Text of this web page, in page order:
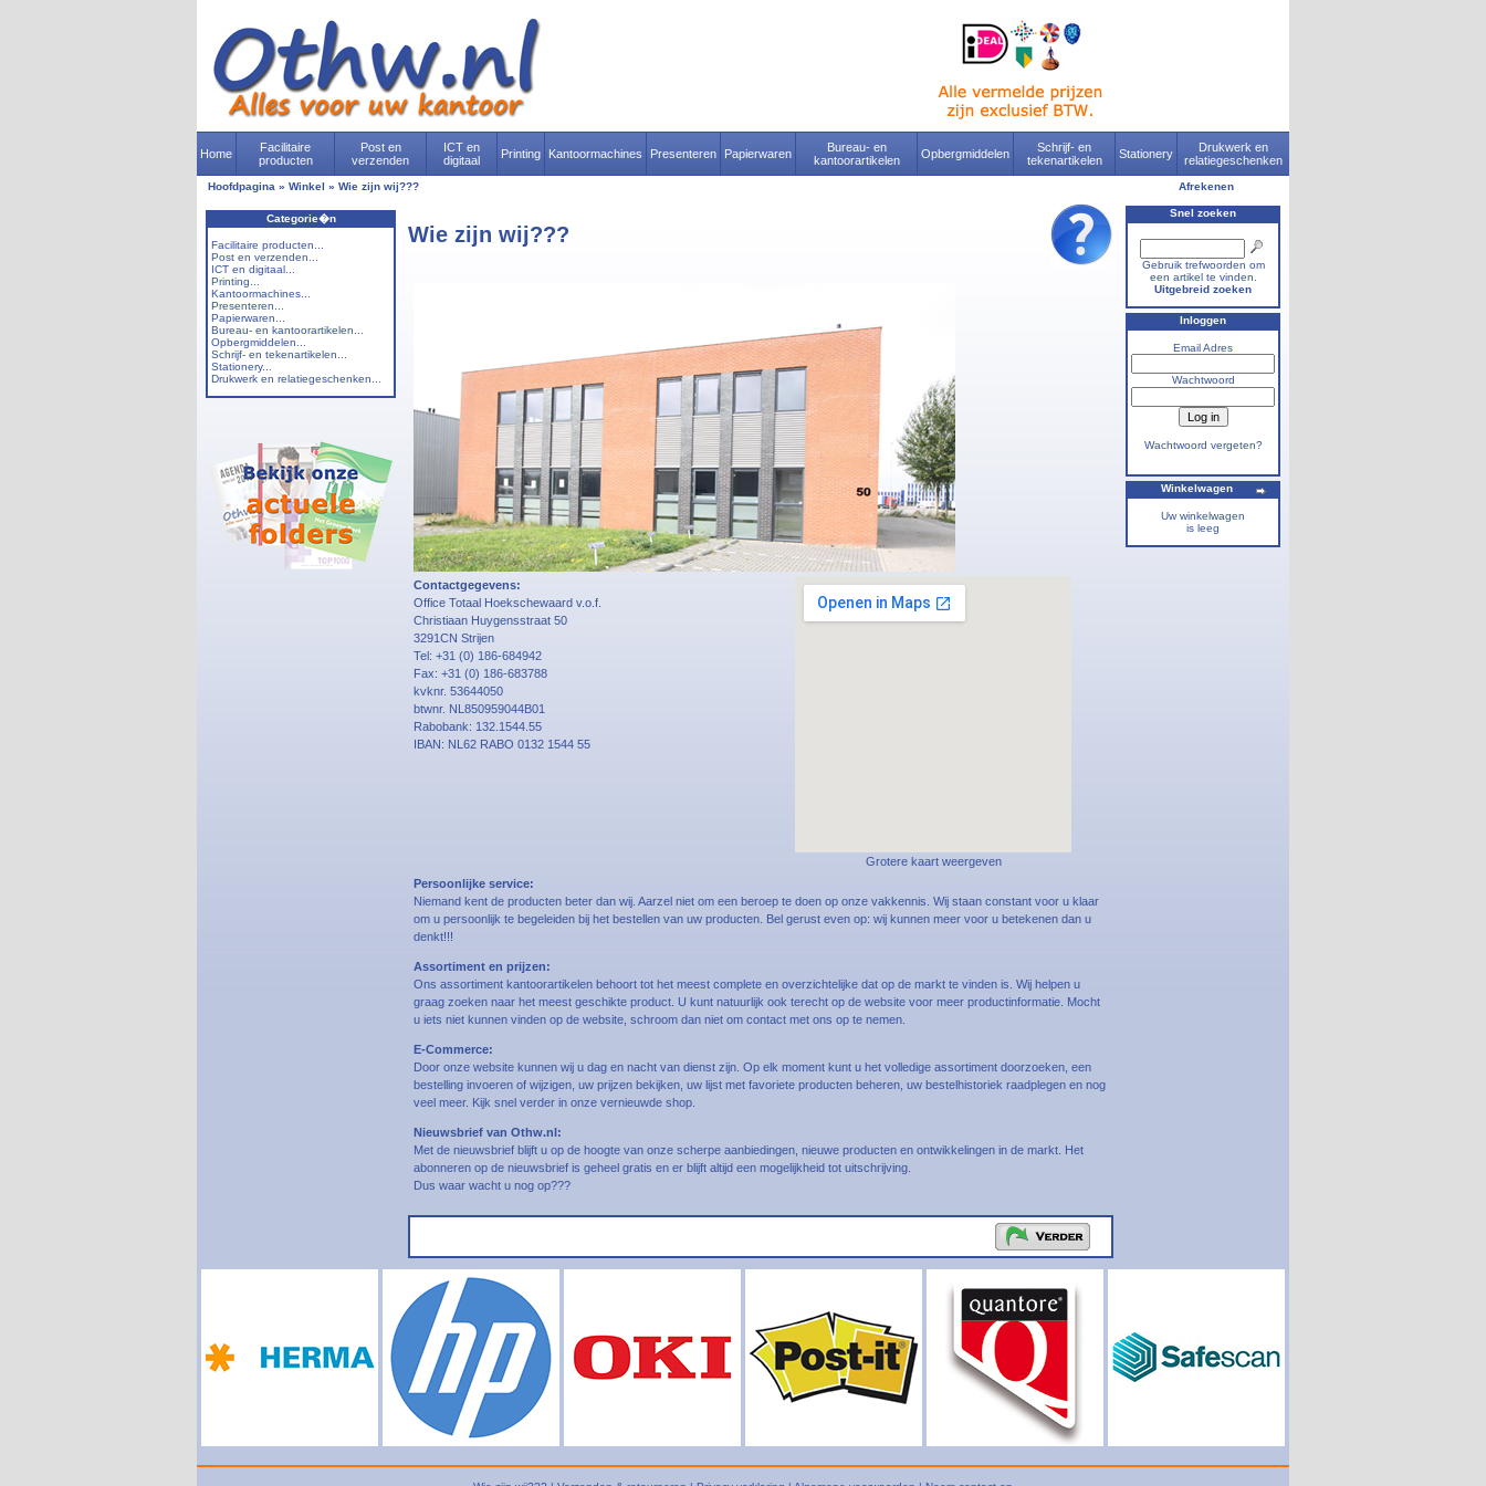
Home
Facilitaire
producten
Post en
verzenden
ICT en
digitaal
Printing Kantoormachines Presenteren Papierwaren
Bureau- en
kantoorartikelen
Opbergmiddelen
Schrijf- en
tekenartikelen
Stationery
Drukwerk en
relatiegeschenken
Hoofdpagina » Winkel » Wie zijn wij??? Afrekenen
Categorie�n
Facilitaire producten...
Post en verzenden...
ICT en digitaal...
Printing...
Kantoormachines...
Presenteren...
Papierwaren...
Bureau- en kantoorartikelen...
Opbergmiddelen...
Schrijf- en tekenartikelen...
Stationery...
Drukwerk en relatiegeschenken...
Wie zijn wij???
Contactgegevens:
Office Totaal Hoekschewaard v.o.f.
Christiaan Huygensstraat 50
3291CN Strijen
Tel: +31 (0) 186-684942
Fax: +31 (0) 186-683788
kvknr. 53644050
btwnr. NL850959044B01
Rabobank: 132.1544.55
IBAN: NL62 RABO 0132 1544 55
Grotere kaart weergeven
Persoonlijke service:
Niemand kent de producten beter dan wij. Aarzel niet om een beroep te doen op onze vakkennis. Wij staan constant voor u klaar
om u persoonlijk te begeleiden bij het bestellen van uw producten. Bel gerust even op: wij kunnen meer voor u betekenen dan u
denkt!!!
Assortiment en prijzen:
Ons assortiment kantoorartikelen behoort tot het meest complete en overzichtelijke dat op de markt te vinden is. Wij helpen u
graag zoeken naar het meest geschikte product. U kunt natuurlijk ook terecht op de website voor meer productinformatie. Mocht
u iets niet kunnen vinden op de website, schroom dan niet om contact met ons op te nemen.
E-Commerce:
Door onze website kunnen wij u dag en nacht van dienst zijn. Op elk moment kunt u het volledige assortiment doorzoeken, een
bestelling invoeren of wijzigen, uw prijzen bekijken, uw lijst met favoriete producten beheren, uw bestelhistoriek raadplegen en nog
veel meer. Kijk snel verder in onze vernieuwde shop.
Nieuwsbrief van Othw.nl:
Met de nieuwsbrief blijft u op de hoogte van onze scherpe aanbiedingen, nieuwe producten en ontwikkelingen in de markt. Het
abonneren op de nieuwsbrief is geheel gratis en er blijft altijd een mogelijkheid tot uitschrijving.
Dus waar wacht u nog op???
Snel zoeken
Gebruik trefwoorden om
een artikel te vinden.
Uitgebreid zoeken
Inloggen
Email Adres
Wachtwoord
Wachtwoord vergeten?
Winkelwagen
Uw winkelwagen
is leeg